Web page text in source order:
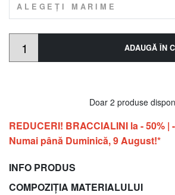
ALEGEȚI MARIME
ADAUGĂ ÎN
Doar 2 produse
REDUCERI! BRACCIALINI la - 50% |
Numai până Duminică, 9 August!*
INFO PRODUS
COMPOZIȚIA MATERIALULUI